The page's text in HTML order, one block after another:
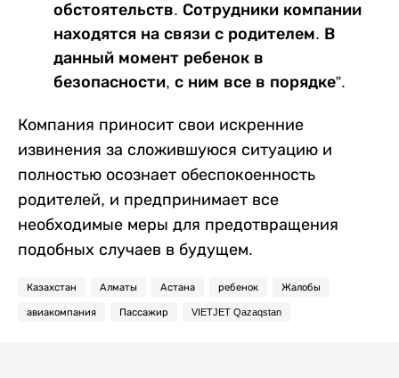
обстоятельств. Сотрудники компании
находятся на связи с родителем. В
данный момент ребенок в
безопасности, с ним все в порядке”.
Компания приносит свои искренние
извинения за сложившуюся ситуацию и
полностью осознает обеспокоенность
родителей, и предпринимает все
необходимые меры для предотвращения
подобных случаев в будущем.
Казахстан Алматы Астана ребенок Жалобы
авиакомпания Пассажир VIETJET Qazaqstan